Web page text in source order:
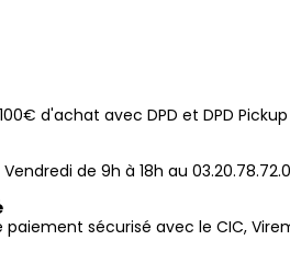
d'achat avec DPD et DPD Pickup
de 9h à 18h au
paiement sécurisé avec le CIC,